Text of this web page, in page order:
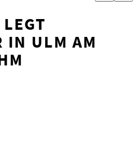
IN ULM AM